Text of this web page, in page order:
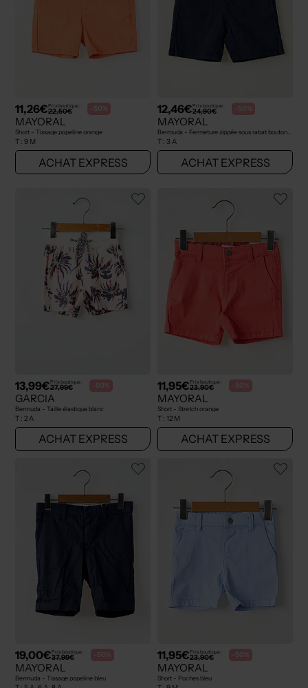
11,26€Prix boutique :
22,50€ -50%
MAYORAL
Short - Tissage popeline orange
T : 9 M
ACHAT EXPRESS
12,46€Prix boutique :
24,90€ -50%
MAYORAL
Bermuda - Fermeture zippée sous rabat boutonné bleu
T : 3 A
ACHAT EXPRESS
13,99€Prix boutique :
27,99€ -50%
GARCIA
Bermuda - Taille élastique blanc
T : 2 A
ACHAT EXPRESS
11,95€Prix boutique :
23,90€ -50%
MAYORAL
Short - Stretch orange
T : 12 M
ACHAT EXPRESS
19,00€Prix boutique :
37,99€ -50%
MAYORAL
Bermuda - Tissage popeline bleu
11,95€Prix boutique :
23,90€ -50%
MAYORAL
Short - Poches bleu